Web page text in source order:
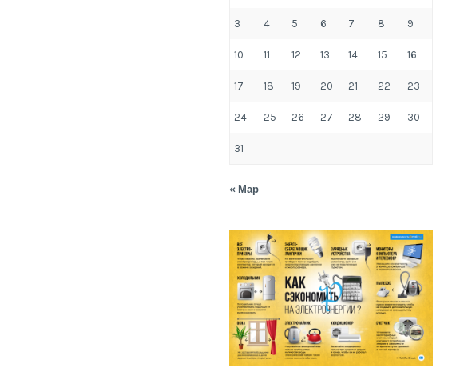
3 4 5 6 7 8 9
10 11 12 13 14 15 16
17 18 19 20 21 22 23
24 25 26 27 28 29 30
31
« Мар